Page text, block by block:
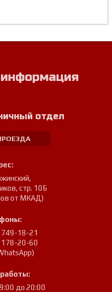
отдел
,
стр. 10Б
от МКАД)
749-18-21
178-20-60
до 20:00